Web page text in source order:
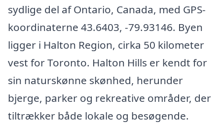
sydlige del af Ontario, Canada, med GPS-
koordinaterne 43.6403, -79.93146. Byen
ligger i Halton Region, cirka 50 kilometer
vest for Toronto. Halton Hills er kendt for
sin naturskønne skønhed, herunder
bjerge, parker og rekreative områder, der
tiltrækker både lokale og besøgende.